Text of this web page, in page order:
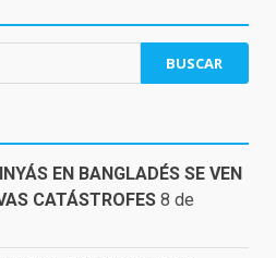
EN BANGLADÉS SE VEN
CATÁSTROFES 8 de